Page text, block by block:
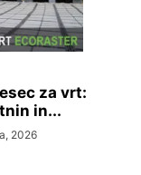
za vrt:
in...
2026